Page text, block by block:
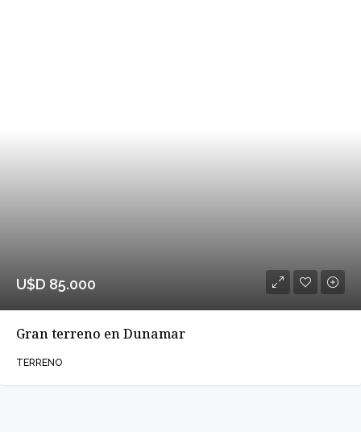
U$D 85.000
Gran terreno en Dunamar
TERRENO